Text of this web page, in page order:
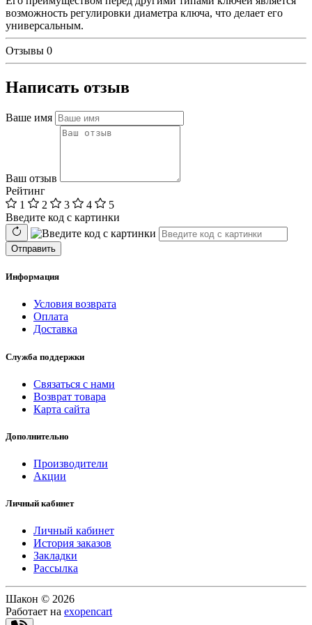
возможность регулировки диаметра ключа, что делает его
универсальным.
Отзывы 0
Написать отзыв
Ваше имя
Ваш отзыв
Рейтинг
1
2 3 4
5
Введите код с картинки
Отправить
Информация
Условия возврата
Оплата
Доставка
Служба поддержки
Связаться с нами
Возврат товара
Карта сайта
Дополнительно
Производители
Акции
Личный кабинет
Личный кабинет
История заказов
Закладки
Рассылка
Шакон © 2026
Работает на exopencart